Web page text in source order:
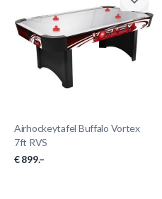
Airhockeytafel Buffalo Vortex
7ft RVS
€ 899.–